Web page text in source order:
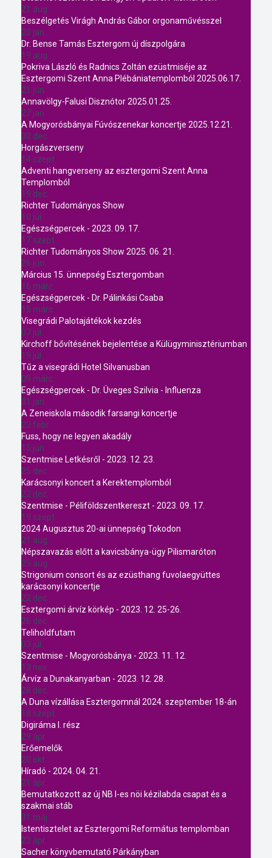
21 aug.
Beszélgetés Virágh András Gábor orgonaművésszel
20 jan.
Dr. Bense Tamás Esztergom új díszpolgára
19 aug.
Pokriva László és Radnics Zoltán ezüstmiséje az
Esztergomi Szent Anna Plébániatemplomból 2025.06.17.
21 jún.
Annavölgy-Falusi Disznótor 2025.01.25.
27 jan.
A Mogyorósbányai Fúvószenekar koncertje 2025.12.21.
30 dec.
Horgászverseny
14 szept.
Adventi hangverseny az esztergomi Szent Anna
Templomból
19 dec.
Richter Tudományos Show
10 júl.
Egészségpercek - 2023. 09. 17.
17 szept.
Richter Tudományos Show 2025. 06. 21.
26 jún.
Március 15. ünnepség Esztergomban
16 márc.
Egészségpercek - Dr. Pálinkási Csaba
15 márc.
Visegrádi Palotajátékok kezdés
07 júl.
Kirchoff bővítésének bejelentése a Külügyminisztériumban
19 júl.
Tűz a visegrádi Hotel Silvanusban
09 márc.
Egészségpercek - Dr. Üveges Szilvia - Influenza
31 jan.
A Zeneiskola második farsangi koncertje
23 febr.
Fuss, hogy ne legyen akadály
15 jún.
Szentmise Letkésről - 2023. 12. 23.
25 dec.
Karácsonyi koncert a Kerektemplomból
22 dec.
Szentmise - Péliföldszentkereszt - 2023. 09. 17.
19 szept.
2024 Augusztus 20-ai ünnepség Tokodon
21 aug.
Népszavazás előtt a kavicsbánya-ügy Pilismaróton
25 aug.
Strigonium consort és az ezüsthang fuvolaegyüttes
karácsonyi koncertje
22 dec.
Esztergomi árvíz körkép - 2023. 12. 25-26.
26 dec.
Teliholdfutam
03 júl.
Szentmise - Mogyorósbánya - 2023. 11. 12.
13 nov.
Árvíz a Dunakanyarban - 2023. 12. 28.
28 dec.
A Duna vízállása Esztergomnál 2024. szeptember 18-án
18 szept.
Digiráma I. rész
29 ápr.
Erőemelők
20 okt.
Híradó - 2024. 04. 21.
21 ápr.
Bemutatkozott az új NB I-es nöi kézilabda csapat és a
szakmai stáb
31 máj.
Istentisztelet az Esztergomi Református templomban
23 ápr.
Sacher könyvbemutató Párkányban